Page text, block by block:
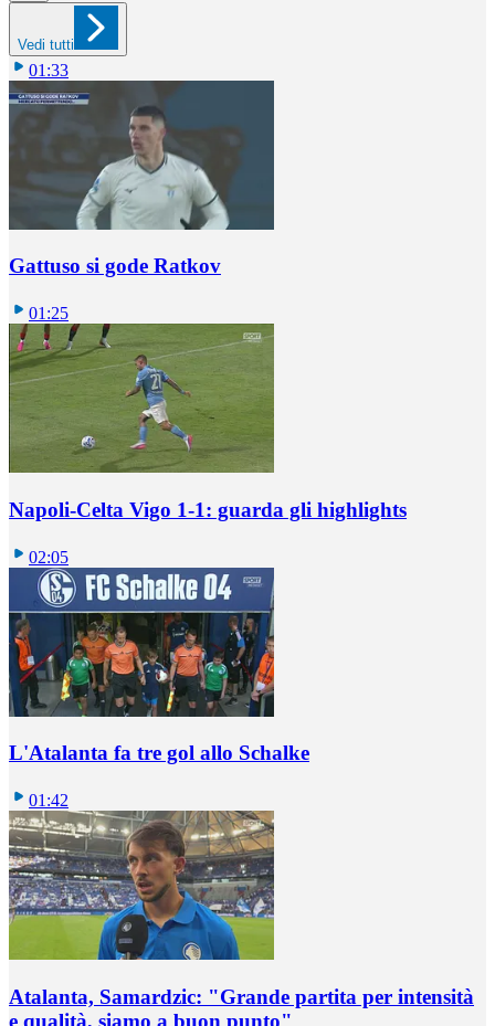
Vedi tutti
01:33
Gattuso si gode Ratkov
01:25
Napoli-Celta Vigo 1-1: guarda gli highlights
02:05
L'Atalanta fa tre gol allo Schalke
01:42
Atalanta, Samardzic: "Grande partita per intensità
e qualità, siamo a buon punto"